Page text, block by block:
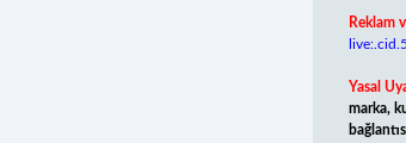
Reklam
Yasal
marka,